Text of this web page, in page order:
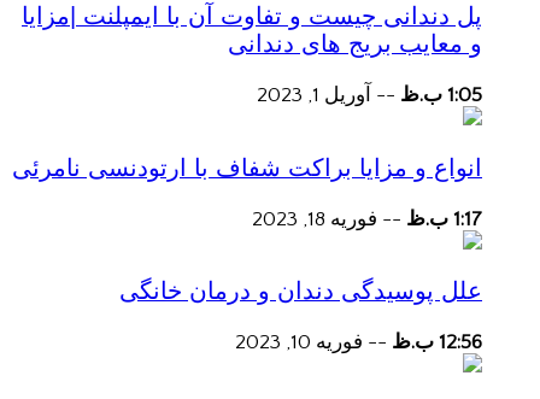
پل دندانی چیست و تفاوت آن با ایمپلنت |مزایا
و معایب بریج های دندانی
1:05 ب.ظ -- آوریل 1, 2023
انواع و مزایا براکت شفاف با ارتودنسی نامرئی
1:17 ب.ظ -- فوریه 18, 2023
علل پوسیدگی دندان و درمان خانگی
12:56 ب.ظ -- فوریه 10, 2023